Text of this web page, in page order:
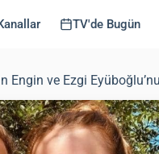
TV'de Bugün
Engin ve Ezgi